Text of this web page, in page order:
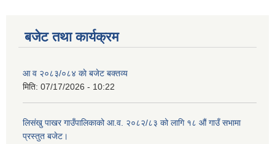
बजेट तथा कार्यक्रम
आ व २०८३/०८४ काे बजेट बक्तव्य
मिति: 07/17/2026 - 10:22
लिसंखु पाखर गाउँपालिकाको आ.व. २०८२/८३ को लागि १८ औं गाउँ सभामा
प्रस्तुत बजेट।